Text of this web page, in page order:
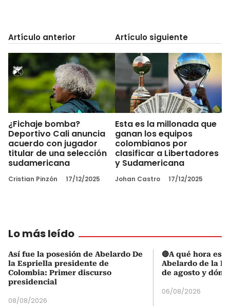
Artículo anterior
¿Fichaje bomba?
Deportivo Cali anuncia
acuerdo con jugador
titular de una selección
sudamericana
Cristian Pinzón 17/12/2025
Artículo siguiente
Esta es la millonada que
ganan los equipos
colombianos por
clasificar a Libertadores
y Sudamericana
Johan Castro 17/12/2025
Lo más leído
Así fue la posesión de Abelardo De
la Espriella presidente de
Colombia: Primer discurso
presidencial
08/08/2026
🔴A qué hora es
Abelardo de la
de agosto y
06/08/2026